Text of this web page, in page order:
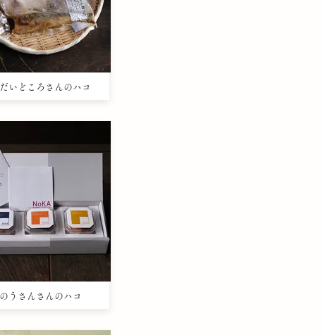
いどころさんのハコ
うさんさんのハコ